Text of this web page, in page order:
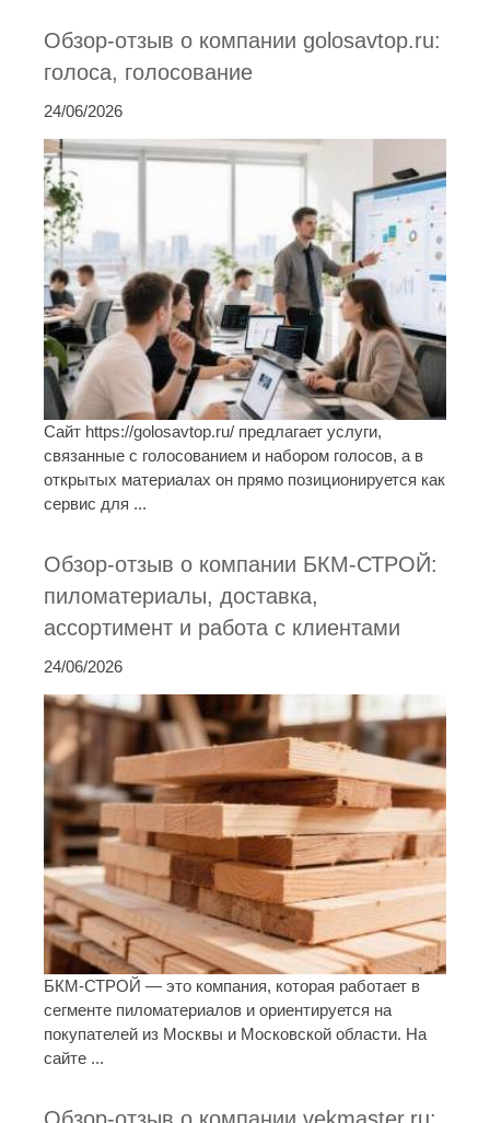
Обзор-отзыв о компании golosavtop.ru:
голоса, голосование
24/06/2026
Сайт https://golosavtop.ru/ предлагает услуги,
связанные с голосованием и набором голосов, а в
открытых материалах он прямо позиционируется как
сервис для ...
Обзор-отзыв о компании БКМ-СТРОЙ:
пиломатериалы, доставка,
ассортимент и работа с клиентами
24/06/2026
БКМ-СТРОЙ — это компания, которая работает в
сегменте пиломатериалов и ориентируется на
покупателей из Москвы и Московской области. На
сайте ...